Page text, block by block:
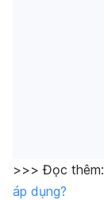
>>> Đọc thêm:
áp dụng?